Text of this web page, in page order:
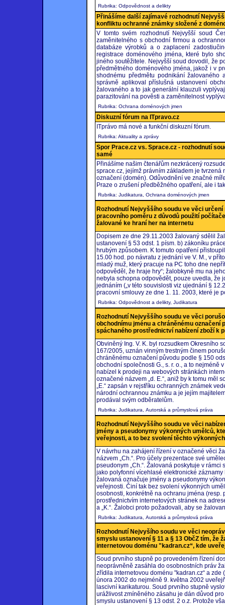
Rubrika: Odpovědnost a delikty
Přinášíme další zajímavé rozhodnutí
konfliktu ochranné známky složené z
V tomto svém rozhodnutí Nejvyšší soud
zaměnitelného s obchodní firmou a
databáze výrobků a o zaplacení
registrace doménového jména, které bylo
jiného soutěžitele. Nejvyšší soud dovodil, že
předmětného doménového jména, jakož i v
shodnému předmětu podnikání
správně aplikoval příslušná ustanovení
žalovaného a to jak generální klauzuli
parazitování na pověsti a zaměnitelnost
Rubrika: Ochrana doménových jmen
Diskuzní fórum na ITpravo.cz
ITprávo má nové a funkční diskuzní fórum.
Rubrika: Aktuality a zprávy
Spor Prace.cz vs. Sprace.cz - rozhodnutí
samé
Přinášíme našim čtenářům nezkrácený
sprace.cz, jejímž právním základem je
označení (domén). Odůvodnění ve značné
Praze o zrušení předběžného opatření, ale i
Rubrika: Judikatura, Ochrana doménových jmen
Rozhodnutí Nejvyššího soudu ve věci
pracovního poměru z důvodů použití
žalované ke hraní her na internetu
Dopisem ze dne 29.11.2003 žalovaný sdělil
ustanovení § 53 odst. 1 písm. b) zákoníku
hrubým způsobem. K tomuto opatření
15.00 hod. po návratu z jednání ve V. M., v
mladý muž, který pracuje na PC toho dne
odpověděl, že hraje hry“; žalobkyně mu na
nebyla schopna odpovědět, pouze uvedla, že
jednáním („v této souvislosti viz ujednání §
pracovní smlouvy ze dne 1. 11. 2003, které je
Rubrika: Odpovědnost a delikty, Judikatura
Rozhodnutí Nejvyššího soudu ve věci
obchodnímu jménu a chráněnému označení
spáchaného prostřednictví nabízení zboží k
Obviněný Ing. V. K. byl rozsudkem Okresního
167/2005, uznán vinným trestným činem
chráněnému označení původu podle § 150
obchodní společnosti G., s. r. o., a to nejméně
nabízel k prodeji na webových stránkách
označené názvem „d. E.“, aniž by k tomu měl
„E.“ zapsán v rejstříku ochranných známek
národní ochrannou známku a je jejím
prodával svým odběratelům.
Rubrika: Judikatura, Autorská a průmyslová práva
Rozhodnutí Nejvyššího soudu ve věci
jmény a pseudonymy výkonných umělců,
veřejnosti, a to bez svolení těchto
V návrhu na zahájení řízení v označené věci
názvem „Ch.“. Pro účely prezentace své
pseudonym „Ch.“. Žalovaná poskytuje v
jako polyfonní vícehlasé elektronické
žalovaná označuje jmény a pseudonymy
veřejnosti. Činí tak bez svolení výkonných
osobnosti, konkrétně na ochranu jména
prostřednictvím internetových stránek na
a „K.“. Žalobci proto požadovali, aby se
Rubrika: Judikatura, Autorská a průmyslová práva
Rozhodnutí Nejvyšího soudu ve věci
smyslu ustanovení § 11 a § 13 ObčZ tím, že
internetovou doménu "kadran.cz“, kde
Soud prvního stupně po provedeném řízení
neoprávněně zasáhla do osobnostních práv
zřídila internetovou doménu "kadran.cz“ a
února 2002 do nejméně 9. května 2002
lascivní karikaturou. Soud prvního stupně
urážlivost zmíněného zásahu je dán důvod
smyslu ustanovení § 13 odst. 2 o.z. Protože